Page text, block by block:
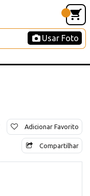
Usar Foto
Adicionar Favorito
Compartilhar